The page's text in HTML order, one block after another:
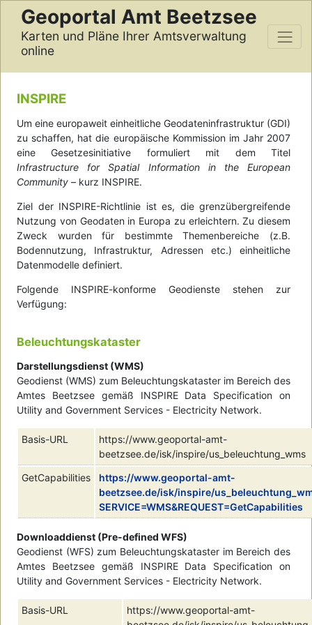
Geoportal Amt Beetzsee
Karten und Pläne Ihrer Amtsverwaltung
online
INSPIRE
Um eine europaweit einheitliche Geodateninfrastruktur (GDI)
zu schaffen, hat die europäische Kommission im Jahr 2007
eine Gesetzesinitiative formuliert mit dem Titel
Infrastructure for Spatial Information in the European
Community – kurz INSPIRE.
Ziel der INSPIRE-Richtlinie ist es, die grenzübergreifende
Nutzung von Geodaten in Europa zu erleichtern. Zu diesem
Zweck wurden für bestimmte Themenbereiche (z.B.
Bodennutzung, Infrastruktur, Adressen etc.) einheitliche
Datenmodelle definiert.
Folgende INSPIRE-konforme Geodienste stehen zur
Verfügung:
Beleuchtungskataster
Darstellungsdienst (WMS)
Geodienst (WMS) zum Beleuchtungskataster im Bereich des
Amtes Beetzsee gemäß INSPIRE Data Specification on
Utility and Government Services - Electricity Network.
Basis-URL
https://www.geoportal-amt-
beetzsee.de/isk/inspire/us_beleuchtung_wms
GetCapabilities
https://www.geoportal-amt-
beetzsee.de/isk/inspire/
SERVICE=WMS&REQUEST=GetCapabilities
Downloaddienst (Pre-defined WFS)
Geodienst (WFS) zum Beleuchtungskataster im Bereich des
Amtes Beetzsee gemäß INSPIRE Data Specification on
Utility and Government Services - Electricity Network.
Basis-URL
https://www.geoportal-amt-